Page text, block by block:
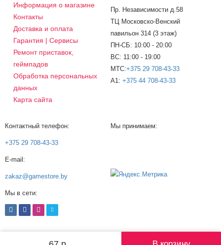
© 2008-2026 gamestore.by ®
Информация о магазине
Контакты
Доставка и оплата
Гарантия | Сервисы
Ремонт приставок,
геймпадов
Обработка персональных
данных
Карта сайта
Пр. Независимости д.58
ТЦ Московско-Венский
павильон 314 (3 этаж)
ПН-СБ: 10:00 - 20:00
ВС: 11:00 - 19:00
МТС:+375 29 708-43-33
A1: +375 44 708-43-33
Контактный телефон:
+375 29 708-43-33
E-mail:
zakaz@gamestore.by
Мы в сети:
Мы принимаем: